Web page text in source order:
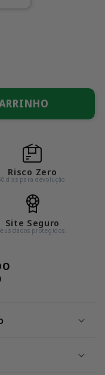
Risco Zero
dias para devolução.
Site Seguro
dados protegidos.